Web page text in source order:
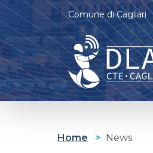
Comune di Cagliari
Cagliari
Casa delle
Home > News